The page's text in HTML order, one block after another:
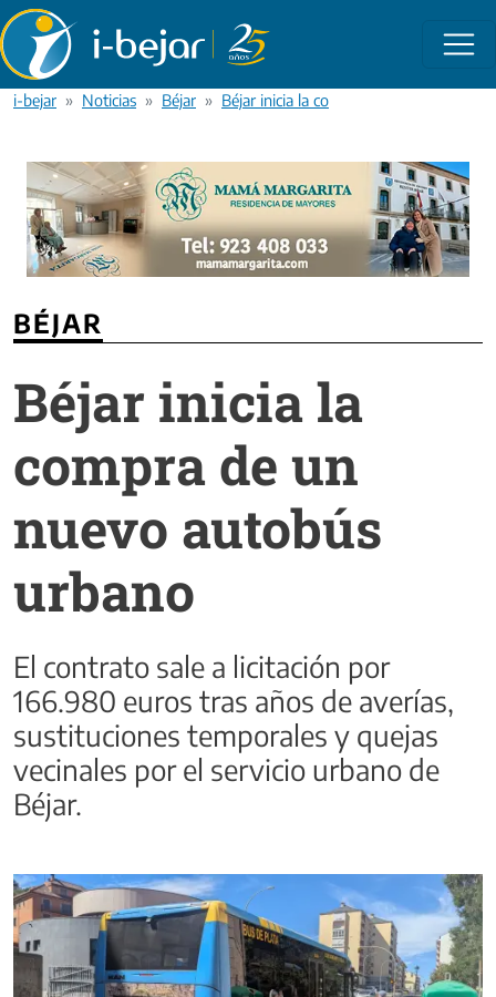
Pasar al contenido principal
i-bejar Noticias Béjar Béjar inicia la compra de un nuevo
BÉJAR
Béjar inicia la
compra de un
nuevo autobús
urbano
El contrato sale a licitación por
166.980 euros tras años de averías,
sustituciones temporales y quejas
vecinales por el servicio urbano de
Béjar.